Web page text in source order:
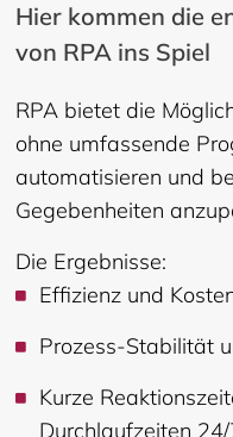
Hier kommen die
von RPA ins Spiel
RPA bietet die
ohne umfassende
automatisieren und
Gegebenheiten
Die Ergebnisse:
Effizienz und
Prozess-Stabilität
Kurze
Durchlaufzeiten